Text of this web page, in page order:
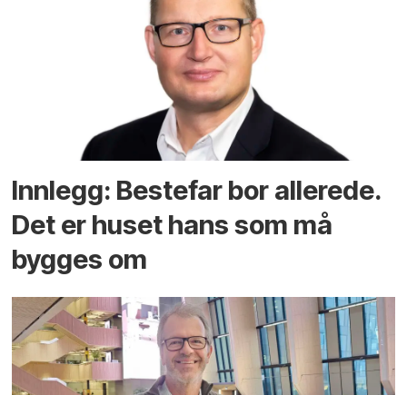
Innlegg: Bestefar bor allerede.
Det er huset hans som må
bygges om